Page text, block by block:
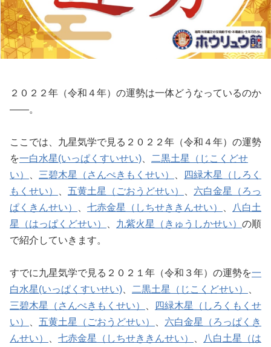
２０２２年（令和４年）の運勢は一体どうなっているのか
――。
ここでは、九星気学で見る２０２２年（令和４年）の運勢
を一白水星(いっぱくすいせい)
二黒土星（じこくどせ
い）
三碧木星（さんぺきもくせい）
四緑木星（しろく
もくせい）
五黄土星（ごおうどせい）
六白金星（ろっ
ぱくきんせい）
七赤金星（しちせききんせい）
八白土
星（はっぱくどせい）
九紫火星（きゅうしかせい） の順
で紹介していきます。
すでに九星気学で見る２０２１年（令和３年）の運勢を一
白水星(いっぱくすいせい)
二黒土星（じこくどせい）
三碧木星（さんぺきもくせい）
四緑木星（しろくもくせ
い）
五黄土星（ごおうどせい）
六白金星（ろっぱくき
んせい）
七赤金星（しちせききんせい）
八白土星（は